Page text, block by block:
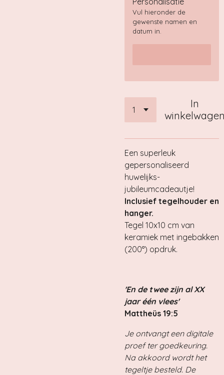
Vul hieronder de
gewenste namen en
datum in.
In
Een superleuk
gepersonaliseerd
huwelijks-
jubileumcadeautje!
Inclusief tegelhouder en
hanger.
Tegel 10x10 cm van
keramiek met ingebakken
(200°) opdruk.
'En de twee zijn al XX
jaar één vlees'
Mattheüs 19:5
Je ontvangt een digitale
proef ter goedkeuring.
Na akkoord wordt het
tegeltje besteld. De